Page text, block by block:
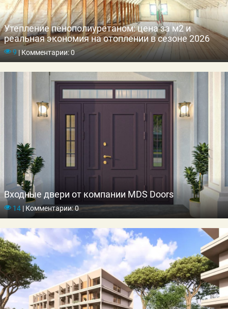
Утепление пенополиуретаном: цена за м2 и
реальная экономия на отоплении в сезоне 2026
9|Комментарии: 0
Входные двери от компании MDS Doors
14 |Комментарии: 0